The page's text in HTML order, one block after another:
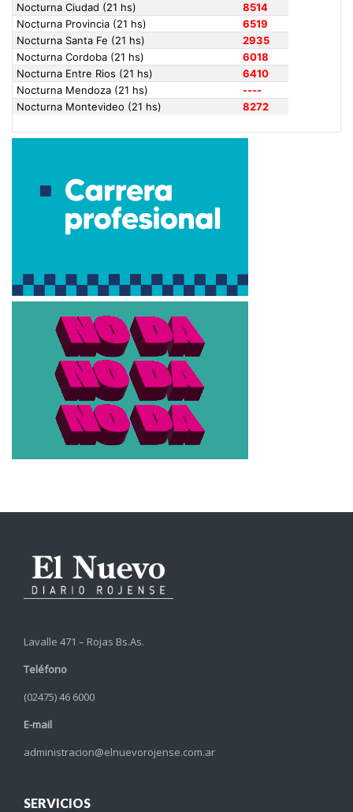
Lavalle 471 – Rojas Bs.As.
Teléfono
(02475) 46 6000
E-mail
administracion@elnuevorojense.com.ar
SERVICIOS